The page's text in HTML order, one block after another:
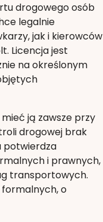
drogowego osób
legalnie
jak i kierowców
Licencja jest
na określonym
ją zawsze przy
drogowej brak
potwierdza
i prawnych,
transportowych.
formalnych, o